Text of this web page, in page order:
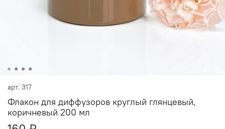
арт. 317
Флакон для диффузоров круглый глянцевый,
коричневый 200 мл